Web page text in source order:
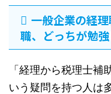
一般企業の経
職、どっちが勉
「経理から税理士補
いう疑問を持つ人は